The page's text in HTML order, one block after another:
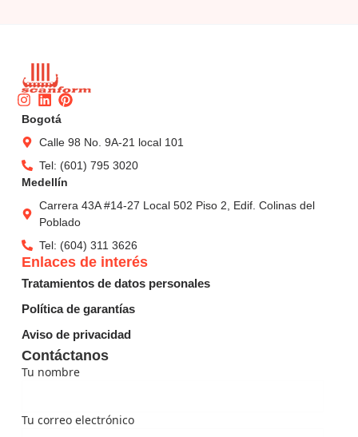
Instagram
Linkedin
Pinterest
Bogotá
Calle 98 No. 9A-21 local 101
Tel: (601) 795 3020
Medellín
Carrera 43A #14-27 Local 502 Piso 2, Edif. Colinas del
Poblado
Tel: (604) 311 3626
Contáctanos
Tu nombre
Tu correo electrónico
Enlaces de interés
Tratamientos de datos personales
Política de garantías
Aviso de privacidad